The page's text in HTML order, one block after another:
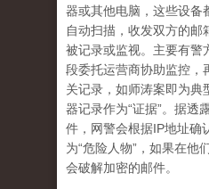
器或其他电脑，这些设备
自动扫描，收发双方的邮
被记录或监视。主要有警
段委托运营商协助监控，
关记录，如师涛案即为典
器记录作为“证据”。据透
件，网警会根据IP地址确
为“危险人物”，如果在他
会破解加密的邮件。